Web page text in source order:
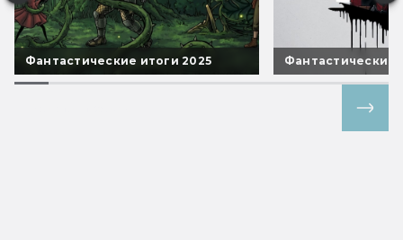
Фантастические итоги 2025 Фантастические